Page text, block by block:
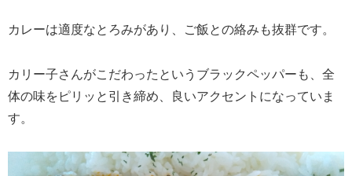
カレーは適度なとろみがあり、ご飯との絡みも抜群です。
カリー子さんがこだわったというブラックペッパーも、全
体の味をピリッと引き締め、良いアクセントになっていま
す。